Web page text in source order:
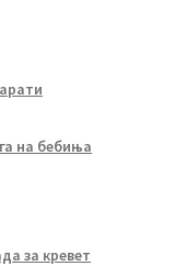
на бебиња
за кревет